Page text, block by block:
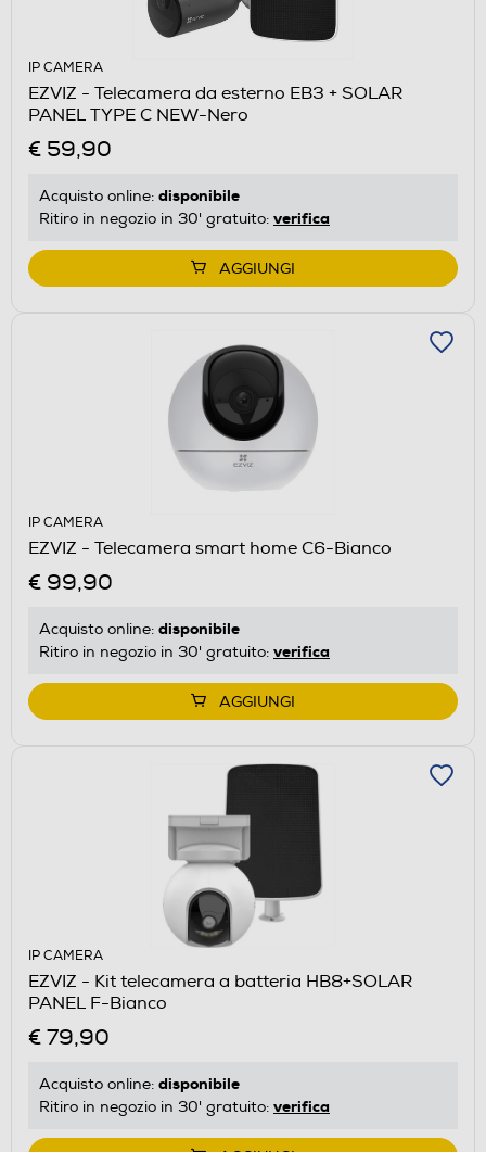
IP CAMERA
EZVIZ - Telecamera da esterno EB3 + SOLAR
PANEL TYPE C NEW-Nero
€ 59,90
Acquisto online: disponibile
Ritiro in negozio in 30' gratuito: verifica
AGGIUNGI
IP CAMERA
EZVIZ - Telecamera smart home C6-Bianco
€ 99,90
Acquisto online: disponibile
Ritiro in negozio in 30' gratuito: verifica
AGGIUNGI
IP CAMERA
EZVIZ - Kit telecamera a batteria HB8+SOLAR
PANEL F-Bianco
€ 79,90
Acquisto online: disponibile
Ritiro in negozio in 30' gratuito: verifica